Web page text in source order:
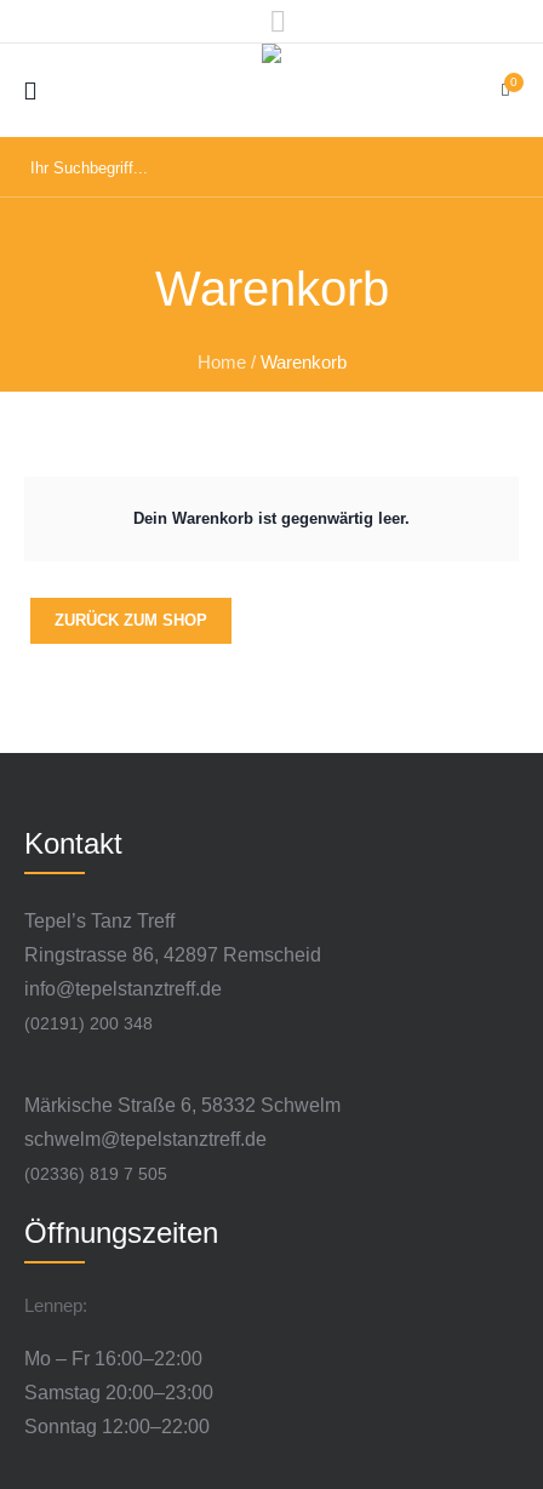
0
Warenkorb
Home / Warenkorb
Dein Warenkorb ist gegenwärtig leer.
ZURÜCK ZUM SHOP
Kontakt
Tepel’s Tanz Treff
Ringstrasse 86, 42897 Remscheid
info@tepelstanztreff.de
(02191) 200 348
Märkische Straße 6, 58332 Schwelm
schwelm@tepelstanztreff.de
(02336) 819 7 505
Öffnungszeiten
Lennep:
Mo – Fr 16:00–22:00
Samstag 20:00–23:00
Sonntag 12:00–22:00